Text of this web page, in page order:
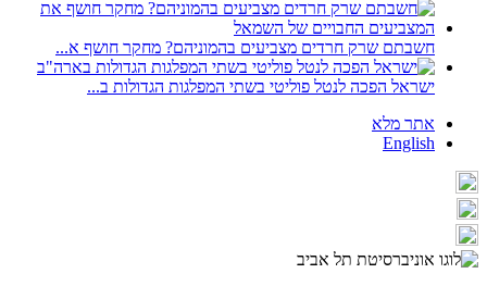
חשבתם שרק חרדים מצביעים בהמוניהם? מחקר חושף א...
ישראל הפכה לנטל פוליטי בשתי המפלגות הגדולות ב...
אתר מלא
English